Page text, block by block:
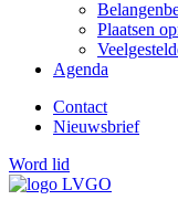
Plaatsen
Agenda
Contact
Nieuwsbrief
Word lid